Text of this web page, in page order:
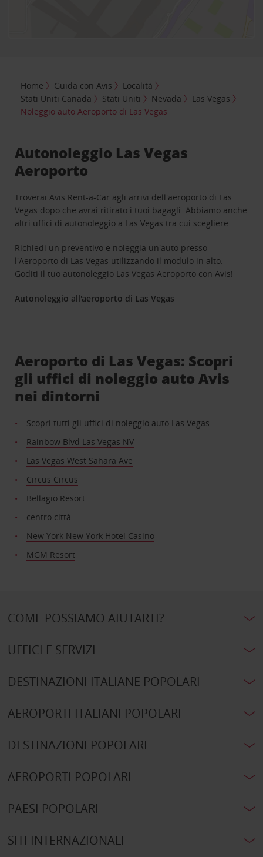
Home Guida con Avis
Località
Stati Uniti Canada
Stati Uniti Nevada
Las Vegas
Noleggio auto Aeroporto di Las Vegas
Autonoleggio Las Vegas
Aeroporto
Troverai Avis Rent-a-Car agli arrivi dell'aeroporto di Las
Vegas dopo che avrai ritirato i tuoi bagagli. Abbiamo anche
altri uffici di autonoleggio a Las Vegastra cui scegliere.
Richiedi un preventivo e noleggia un'auto presso
l'Aeroporto di Las Vegas utilizzando il modulo in alto.
Goditi il tuo autonoleggio Las Vegas Aeroporto con Avis!
Autonoleggio all'aeroporto di Las Vegas
Aeroporto di Las Vegas: Scopri
gli uffici di noleggio auto Avis
nei dintorni
Scopri tutti gli uffici di noleggio auto Las Vegas
Rainbow Blvd Las Vegas NV
Las Vegas West Sahara Ave
Circus Circus
Bellagio Resort
centro città
New York New York Hotel Casino
MGM Resort
COME POSSIAMO AIUTARTI?
UFFICI E SERVIZI
DESTINAZIONI ITALIANE POPOLARI
AEROPORTI ITALIANI POPOLARI
DESTINAZIONI POPOLARI
AEROPORTI POPOLARI
PAESI POPOLARI
SITI INTERNAZIONALI